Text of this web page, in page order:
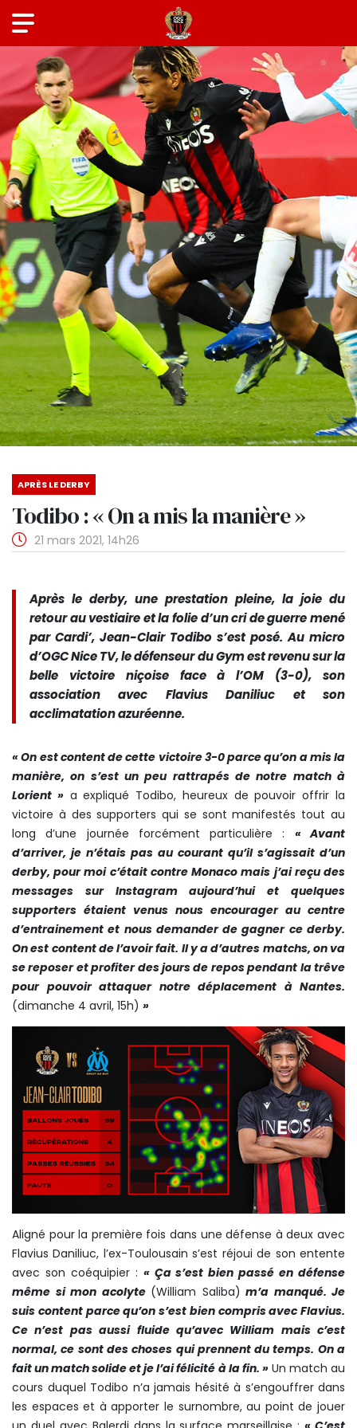
APRÈS LE DERBY
Todibo : « On a mis la manière »
21 mars 2021, 14h26
Après le derby, une prestation pleine, la joie du
retour au vestiaire et la folie d’un cri de guerre mené
par Cardi’, Jean-Clair Todibo s’est posé. Au micro
d’OGC Nice TV, le défenseur du Gym est revenu sur la
belle victoire niçoise face à l’OM (3-0), son
association avec Flavius Daniliuc et son
acclimatation azuréenne.
« On est content de cette victoire 3-0 parce qu’on a mis la
manière, on s’est un peu rattrapés de notre match à
Lorient »a expliqué Todibo, heureux de pouvoir offrir la
victoire à des supporters qui se sont manifestés tout au
long d’une journée forcément particulière : « Avant
d’arriver, je n’étais pas au courant qu’il s’agissait d’un
derby, pour moi c’était contre Monaco mais j’ai reçu des
messages sur Instagram aujourd’hui et quelques
supporters étaient venus nous encourager au centre
d’entrainement et nous demander de gagner ce derby.
On est content de l’avoir fait. Il y a d’autres matchs, on va
se reposer et profiter des jours de repos pendant la trêve
pour pouvoir attaquer notre déplacement à Nantes.
(dimanche 4 avril, 15h) »
Aligné pour la première fois dans une défense à deux avec
Flavius Daniliuc, l’ex-Toulousain s’est réjoui de son entente
avec son coéquipier : « Ça s’est bien passé en défense
même si mon acolyte (William Saliba) m’a manqué. Je
suis content parce qu’on s’est bien compris avec Flavius.
Ce n’est pas aussi fluide qu’avec William mais c’est
normal, ce sont des choses qui prennent du temps. On a
fait un match solide et je l’ai félicité à la fin. »Un match au
cours duquel Todibo n’a jamais hésité à s’engouffrer dans
les espaces et à apporter le surnombre, au point de jouer